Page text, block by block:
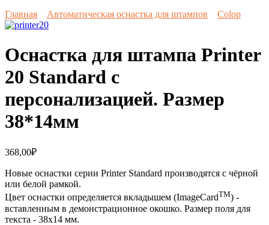
Главная
Автоматическая оснастка для штампов Colop
Оснастка для штампа Printer
20 Standard c
персонализацией. Размер
38*14мм
368,00₽
Новые оснастки серии Printer Standard производятся с чёрной
или белой рамкой.
Цвет оснастки определяется вкладышем (ImageCardTM) -
вставленным в демонстрационное окошко. Размер поля для
текста - 38х14 мм.